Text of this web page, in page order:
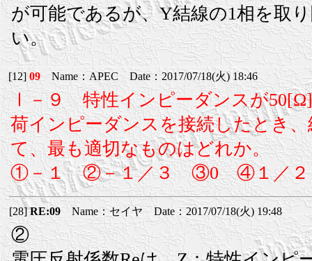
が可能であるが、Y結線の1相を取
い。
[12]09Name：APEC Date：2017/07/18(火) 18:46
Ⅰ－９ 特性インピーダンスが50[Ω]
荷インピーダンスを接続したとき
て、最も適切なものはどれか。
①－１ ②－１／３ ③0 ④１／
[28]RE:09Name：セイヤ Date：2017/07/18(火) 19:48
②